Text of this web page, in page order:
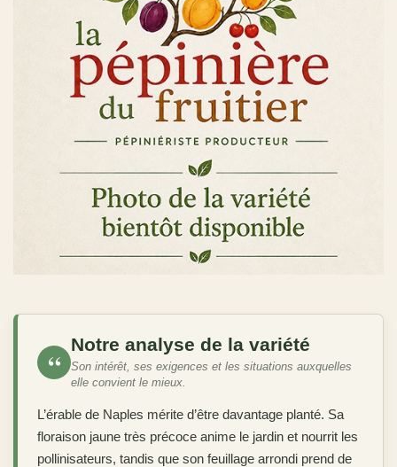
“
Notre analyse de la variété
Son intérêt, ses exigences et les situations auxquelles
elle convient le mieux.
L’érable de Naples mérite d’être davantage planté. Sa
floraison jaune très précoce anime le jardin et nourrit les
pollinisateurs, tandis que son feuillage arrondi prend de